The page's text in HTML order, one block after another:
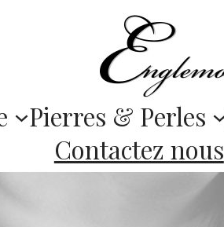
Pierres & Perles
Contactez nous